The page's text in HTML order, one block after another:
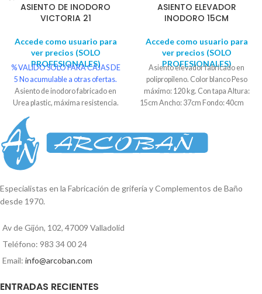
ASIENTO DE INODORO
VICTORIA 21
Accede como usuario para
ver precios (SOLO
PROFESIONALES)
% VALIDO SOLO PARA CAJAS DE
5 No acumulable a otras ofertas.
Asiento de inodoro fabricado en
Urea plastic, máxima resistencia.
clean
permite retirar la tapa para
conseguir una higiene perfecta.
Sistema softclose
ralentizada. Material anti
bacteriano: Previene infecciones,
5 uds.
ASIENTO ELEVADOR
INODORO 15CM
Accede como usuario para
ver precios (SOLO
PROFESIONALES)
Asiento elevador fabricado en
polipropileno. Color blanco Peso
máximo: 120 kg. Con tapa Altura:
15cm Ancho: 37cm Fondo: 40cm
Especialistas en la Fabricación de grifería y Complementos de Baño
desde 1970.
Av de Gijón, 102, 47009 Valladolid
Teléfono: 983 34 00 24
Email: info@arcoban.com
ENTRADAS RECIENTES